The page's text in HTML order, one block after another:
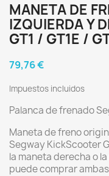
MANETA DE
IZQUIERDA Y
GT1 / GT1E /
79,76 €
Impuestos incluidos
Palanca de frenado
Maneta de freno
Segway KickScooter
la maneta derecha o
puede comprar